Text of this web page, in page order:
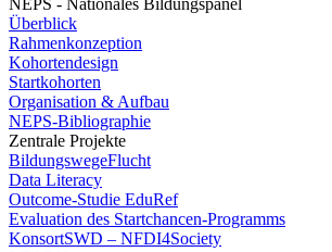
NEPS - Nationales Bildungspanel
Überblick
Rahmenkonzeption
Kohortendesign
Startkohorten
Organisation & Aufbau
NEPS-Bibliographie
Zentrale Projekte
BildungswegeFlucht
Data Literacy
Outcome-Studie EduRef
Evaluation des Startchancen-Programms
KonsortSWD – NFDI4Society